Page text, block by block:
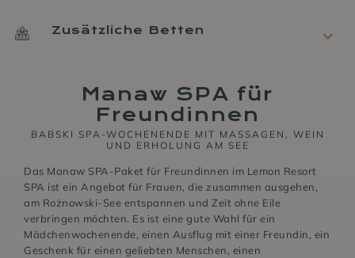
Zusätzliche Betten
Manaw SPA für
Freundinnen
BABSKI SPA-WOCHENENDE MIT MASSAGEN, WEIN
UND ERHOLUNG AM SEE
Das Manaw SPA-Paket für Freundinnen im Lemon Resort
SPA ist ein Angebot für Frauen, die zusammen ausgehen,
am Rożnowski-See entspannen und Zeit ohne Eile
verbringen möchten. Es ist eine gute Wahl für ein
Mädchenwochenende, einen Ausflug mit einer Freundin, ein
Geschenk für einen geliebten Menschen, einen